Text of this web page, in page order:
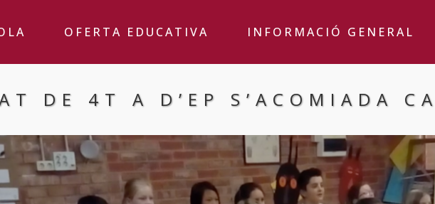
OFERTA EDUCATIVA INFORMACIÓ GENERAL
DE 4T A D’EP S’ACOMIADA